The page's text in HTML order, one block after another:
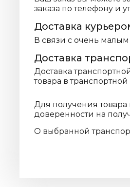
заказа по телефону и
Доставка
В связи с очень
Доставка
Доставка
товара в
Для получения
доверенности на
О выбранной